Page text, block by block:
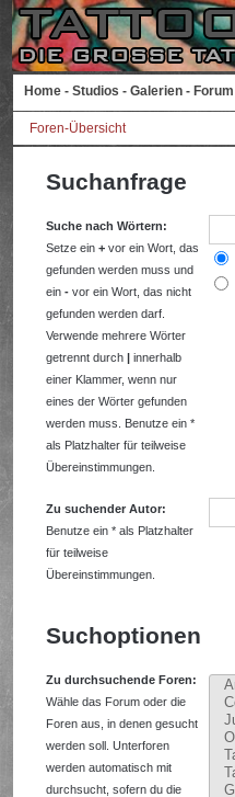
Home - Studios - Galerien - Forum
Foren-Übersicht
Suchanfrage
Suche nach Wörtern:
Setze ein+ vor ein Wort, das
gefunden werden muss und
ein- vor ein Wort, das nicht
gefunden werden darf.
Verwende mehrere Wörter
getrennt durch| innerhalb
einer Klammer, wenn nur
eines der Wörter gefunden
werden muss. Benutze ein *
als Platzhalter für teilweise
Übereinstimmungen.
Zu suchender Autor:
Benutze ein * als Platzhalter
für teilweise
Übereinstimmungen.
Suchoptionen
Zu durchsuchende Foren:
Wähle das Forum oder die
Foren aus, in denen gesucht
werden soll. Unterforen
werden automatisch mit
durchsucht, sofern du die